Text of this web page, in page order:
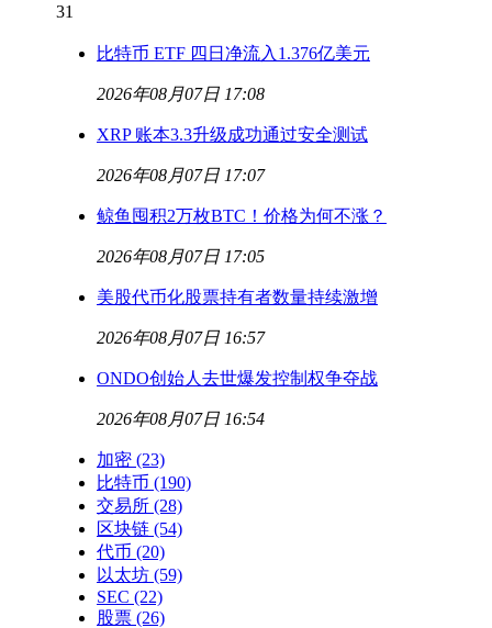
31
比特币 ETF 四日净流入1.376亿美元
2026年08月07日 17:08
XRP 账本3.3升级成功通过安全测试
2026年08月07日 17:07
鲸鱼囤积2万枚BTC！价格为何不涨？
2026年08月07日 17:05
美股代币化股票持有者数量持续激增
2026年08月07日 16:57
ONDO创始人去世爆发控制权争夺战
2026年08月07日 16:54
加密 (23)
比特币 (190)
交易所 (28)
区块链 (54)
代币 (20)
以太坊 (59)
SEC (22)
股票 (26)